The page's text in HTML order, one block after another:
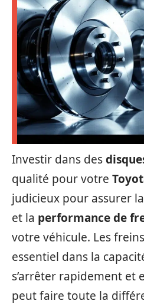
Investir dans des
qualité pour votre
judicieux pour assurer la
et la performance de
votre véhicule. Les
essentiel dans la
s’arrêter rapidement et
peut faire toute la